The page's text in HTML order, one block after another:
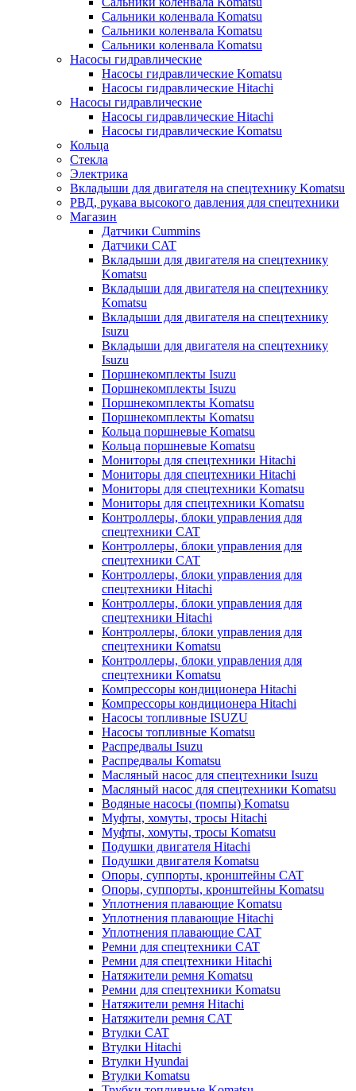
Сальники коленвала Komatsu
Сальники коленвала Komatsu
Сальники коленвала Komatsu
Насосы гидравлические
Насосы гидравлические Komatsu
Насосы гидравлические Hitachi
Насосы гидравлические
Насосы гидравлические Hitachi
Насосы гидравлические Komatsu
Кольца
Стекла
Электрика
Вкладыши для двигателя на спецтехнику Komatsu
РВД, рукава высокого давления для спецтехники
Магазин
Датчики Cummins
Датчики CAT
Вкладыши для двигателя на спецтехнику
Komatsu
Вкладыши для двигателя на спецтехнику
Komatsu
Вкладыши для двигателя на спецтехнику
Isuzu
Вкладыши для двигателя на спецтехнику
Isuzu
Поршнекомплекты Isuzu
Поршнекомплекты Isuzu
Поршнекомплекты Komatsu
Поршнекомплекты Komatsu
Кольца поршневые Komatsu
Кольца поршневые Komatsu
Мониторы для спецтехники Hitachi
Мониторы для спецтехники Hitachi
Мониторы для спецтехники Komatsu
Мониторы для спецтехники Komatsu
Контроллеры, блоки управления для
спецтехники CAT
Контроллеры, блоки управления для
спецтехники CAT
Контроллеры, блоки управления для
спецтехники Hitachi
Контроллеры, блоки управления для
спецтехники Hitachi
Контроллеры, блоки управления для
спецтехники Komatsu
Контроллеры, блоки управления для
спецтехники Komatsu
Компрессоры кондиционера Hitachi
Компрессоры кондиционера Hitachi
Насосы топливные ISUZU
Насосы топливные Komatsu
Распредвалы Isuzu
Распредвалы Komatsu
Масляный насос для спецтехники Isuzu
Масляный насос для спецтехники Komatsu
Водяные насосы (помпы) Komatsu
Муфты, хомуты, тросы Hitachi
Муфты, хомуты, тросы Komatsu
Подушки двигателя Hitachi
Подушки двигателя Komatsu
Опоры, суппорты, кронштейны CAT
Опоры, суппорты, кронштейны Komatsu
Уплотнения плавающие Komatsu
Уплотнения плавающие Hitachi
Уплотнения плавающие CAT
Ремни для спецтехники CAT
Ремни для спецтехники Hitachi
Натяжители ремня Komatsu
Ремни для спецтехники Komatsu
Натяжители ремня Hitachi
Натяжители ремня CAT
Втулки CAT
Втулки Hitachi
Втулки Hyundai
Втулки Komatsu